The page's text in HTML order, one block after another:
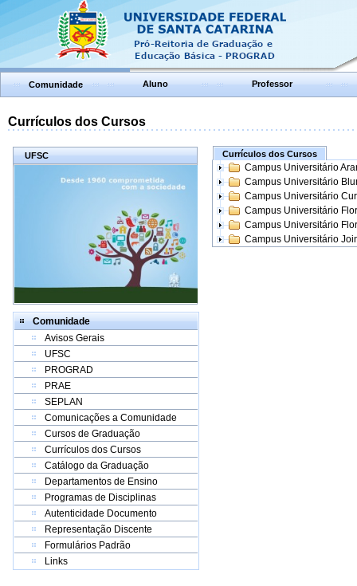
Comunidade Aluno Professor
Currículos dos Cursos
UFSC
Comunidade
Avisos Gerais
UFSC
PROGRAD
PRAE
SEPLAN
Comunicações a Comunidade
Cursos de Graduação
Currículos dos Cursos
Catálogo da Graduação
Departamentos de Ensino
Programas de Disciplinas
Autenticidade Documento
Representação Discente
Formulários Padrão
Links
Currículos dos Cursos
Campus Universitário
Campus Universitário
Campus Universitário
Campus Universitário
Campus Universitário
Campus Universitário